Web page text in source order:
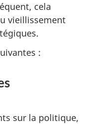
cela
vieillissement
:
sur la politique,